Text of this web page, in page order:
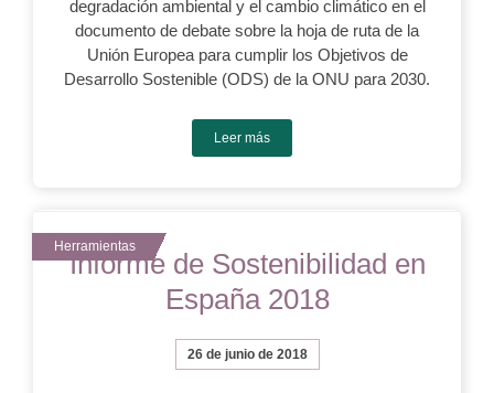
degradación ambiental y el cambio climático en el
documento de debate sobre la hoja de ruta de la
Unión Europea para cumplir los Objetivos de
Desarrollo Sostenible (ODS) de la ONU para 2030.
Leer más
Informe de Sostenibilidad en
España 2018
26 de junio de 2018